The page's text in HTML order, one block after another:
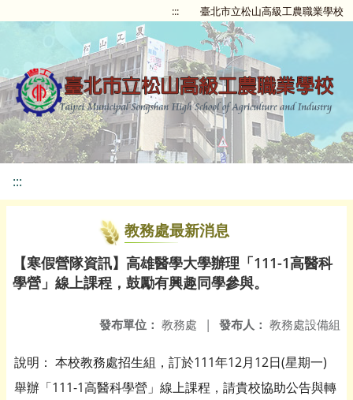
::: 臺北市立松山高級工農職業學校
:::
教務處最新消息
【寒假營隊資訊】高雄醫學大學辦理「111-1高醫科
學營」線上課程，鼓勵有興趣同學參與。
發布人： 教務處設備組
發布單位： 教務處 |
說明： 本校教務處招生組，訂於111年12月12日(星期一)
舉辦「111-1高醫科學營」線上課程，請貴校協助公告與轉